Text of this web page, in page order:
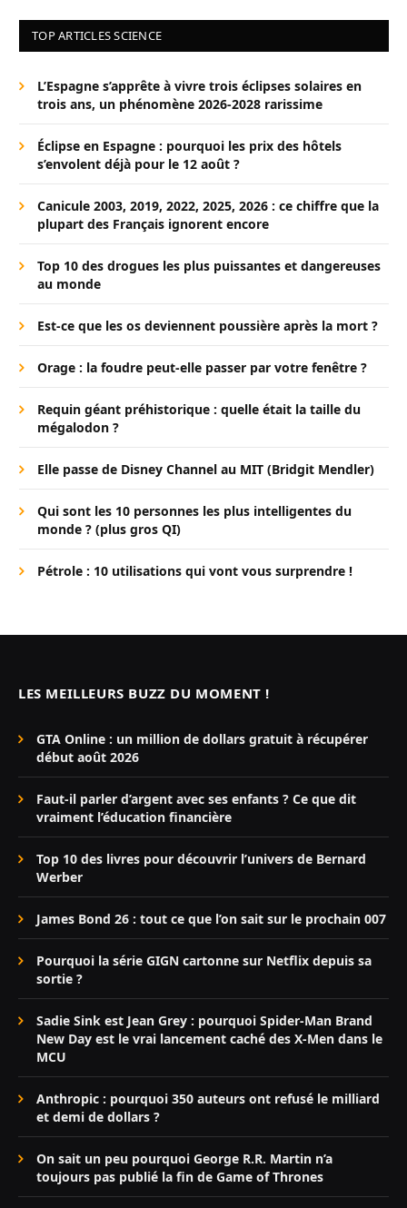
TOP ARTICLES SCIENCE
L’Espagne s’apprête à vivre trois éclipses solaires en
trois ans, un phénomène 2026-2028 rarissime
Éclipse en Espagne : pourquoi les prix des hôtels
s’envolent déjà pour le 12 août ?
Canicule 2003, 2019, 2022, 2025, 2026 : ce chiffre que la
plupart des Français ignorent encore
Top 10 des drogues les plus puissantes et dangereuses
au monde
Est-ce que les os deviennent poussière après la mort ?
Orage : la foudre peut-elle passer par votre fenêtre ?
Requin géant préhistorique : quelle était la taille du
mégalodon ?
Elle passe de Disney Channel au MIT (Bridgit Mendler)
Qui sont les 10 personnes les plus intelligentes du
monde ? (plus gros QI)
Pétrole : 10 utilisations qui vont vous surprendre !
LES MEILLEURS BUZZ DU MOMENT !
GTA Online : un million de dollars gratuit à récupérer
début août 2026
Faut-il parler d’argent avec ses enfants ? Ce que dit
vraiment l’éducation financière
Top 10 des livres pour découvrir l’univers de Bernard
Werber
James Bond 26 : tout ce que l’on sait sur le prochain 007
Pourquoi la série GIGN cartonne sur Netflix depuis sa
sortie ?
Sadie Sink est Jean Grey : pourquoi Spider-Man Brand
New Day est le vrai lancement caché des X-Men dans le
MCU
Anthropic : pourquoi 350 auteurs ont refusé le milliard
et demi de dollars ?
On sait un peu pourquoi George R.R. Martin n’a
toujours pas publié la fin de Game of Thrones